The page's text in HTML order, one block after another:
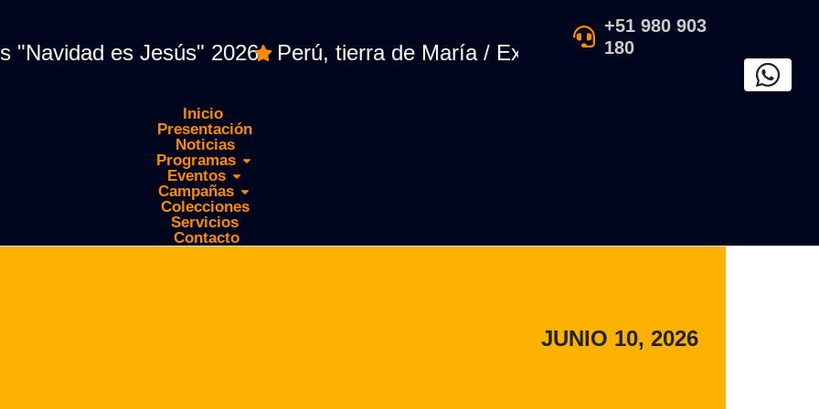
es Jesús" 2026 Perú, tierra de María / Exposición de arte tradicional
+51 980 903
180
Inicio
Presentación
Noticias
Programas
Eventos
Campañas
Colecciones
Servicios
Contacto
JUNIO 10, 2026